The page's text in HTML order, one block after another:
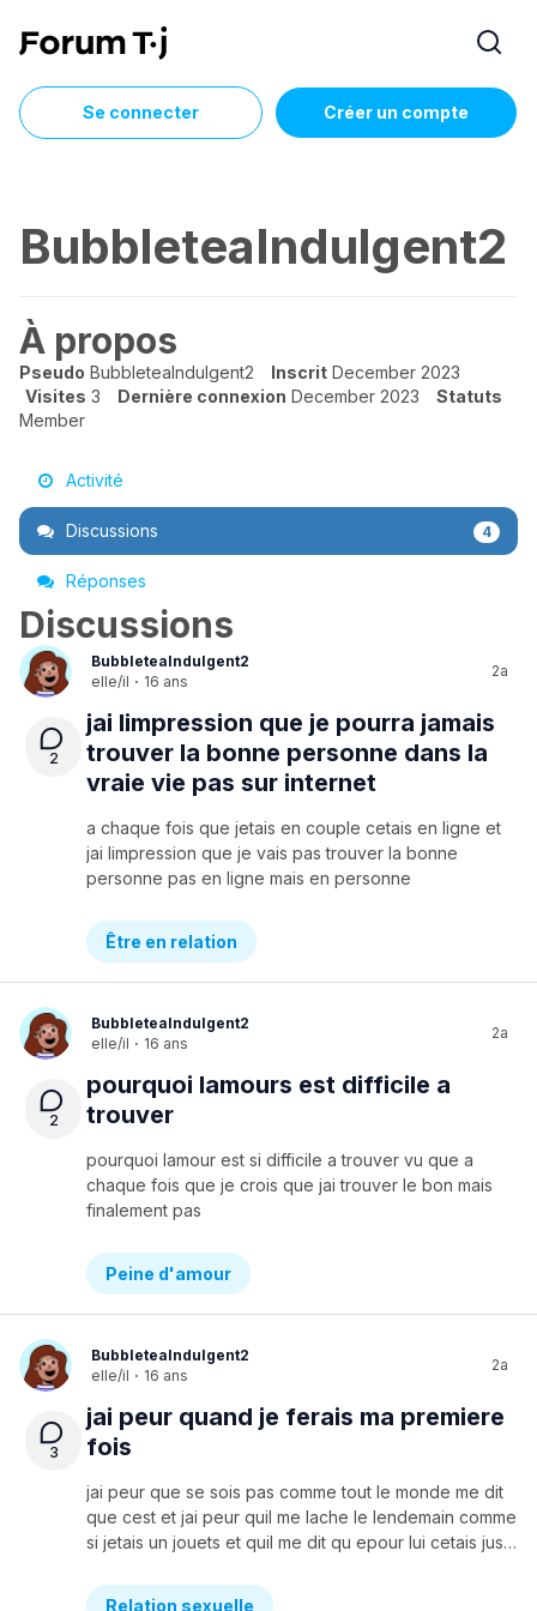
Se connecter Créer un compte
BubbleteaIndulgent2
À propos
Pseudo BubbleteaIndulgent2 Inscrit December 2023
Visites 3 Dernière connexion December 2023
Statuts
Member
Activité
Discussions 4
Réponses
Discussions
BubbleteaIndulgent2
elle/il · 16 ans
2a
jai limpression que je pourra jamais
trouver la bonne personne dans la
vraie vie pas sur internet
a chaque fois que jetais en couple cetais en ligne et
jai limpression que je vais pas trouver la bonne
personne pas en ligne mais en personne
2
Être en relation
BubbleteaIndulgent2
elle/il · 16 ans
2a
pourquoi lamours est difficile a
trouver
pourquoi lamour est si difficile a trouver vu que a
chaque fois que je crois que jai trouver le bon mais
finalement pas
2
Peine d'amour
BubbleteaIndulgent2
elle/il · 16 ans
2a
jai peur quand je ferais ma premiere
fois
jai peur que se sois pas comme tout le monde me dit
que cest et jai peur quil me lache le lendemain comme
si jetais un jouets et quil me dit qu epour lui cetais juste un coup dun soir
3
Relation sexuelle